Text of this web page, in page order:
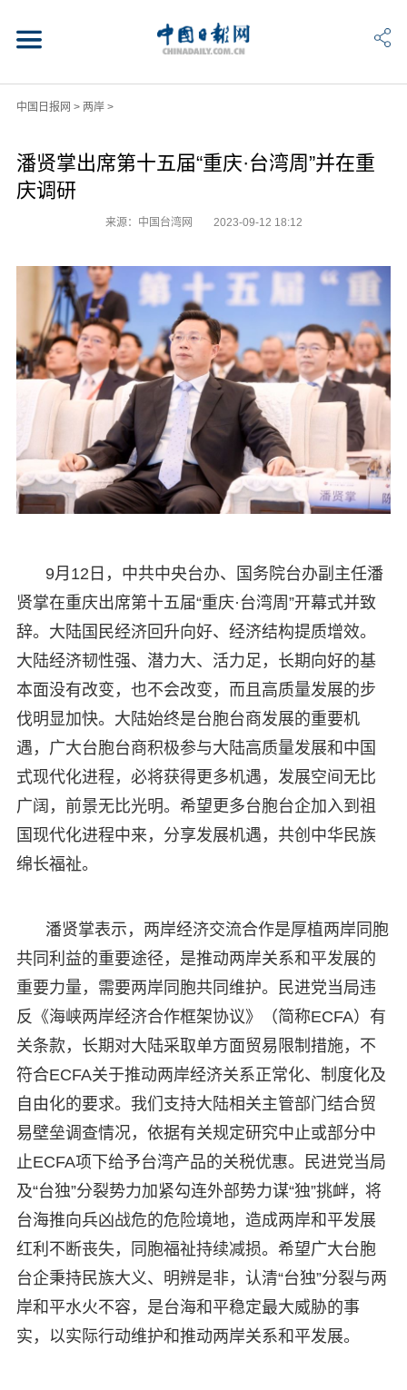
中国日报网 > 两岸>
潘贤掌出席第十五届“重庆·台湾周”并在重
庆调研
来源：中国台湾网 2023-09-12 18:12
9月12日，中共中央台办、国务院台办副主任潘
贤掌在重庆出席第十五届“重庆·台湾周”开幕式并致
辞。大陆国民经济回升向好、经济结构提质增效。
大陆经济韧性强、潜力大、活力足，长期向好的基
本面没有改变，也不会改变，而且高质量发展的步
伐明显加快。大陆始终是台胞台商发展的重要机
遇，广大台胞台商积极参与大陆高质量发展和中国
式现代化进程，必将获得更多机遇，发展空间无比
广阔，前景无比光明。希望更多台胞台企加入到祖
国现代化进程中来，分享发展机遇，共创中华民族
绵长福祉。
潘贤掌表示，两岸经济交流合作是厚植两岸同胞
共同利益的重要途径，是推动两岸关系和平发展的
重要力量，需要两岸同胞共同维护。民进党当局违
反《海峡两岸经济合作框架协议》（简称ECFA）有
关条款，长期对大陆采取单方面贸易限制措施，不
符合ECFA关于推动两岸经济关系正常化、制度化及
自由化的要求。我们支持大陆相关主管部门结合贸
易壁垒调查情况，依据有关规定研究中止或部分中
止ECFA项下给予台湾产品的关税优惠。民进党当局
及“台独”分裂势力加紧勾连外部势力谋“独”挑衅，将
台海推向兵凶战危的危险境地，造成两岸和平发展
红利不断丧失，同胞福祉持续减损。希望广大台胞
台企秉持民族大义、明辨是非，认清“台独”分裂与两
岸和平水火不容，是台海和平稳定最大威胁的事
实，以实际行动维护和推动两岸关系和平发展。